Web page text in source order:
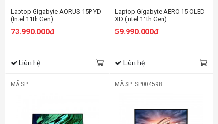
Laptop Gigabyte AORUS 15P YD
(Intel 11th Gen)
73.990.000đ
Liên hệ
Laptop Gigabyte AERO 15 OLED
XD (Intel 11th Gen)
59.990.000đ
Liên hệ
MÃ SP: MÃ SP: SP004598